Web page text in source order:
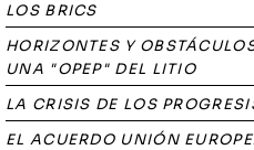
LOS BRICS
HORIZONTES Y
UNA "OPEP" DEL LITIO
LA CRISIS DE LOS
EL ACUERDO UNIÓN